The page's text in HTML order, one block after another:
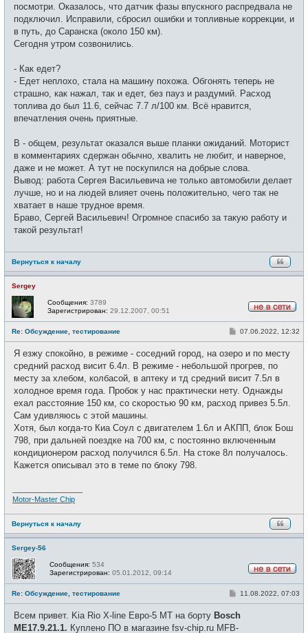
посмотри. Оказалось, что датчик фазы впускного распредвала не
подключил. Исправили, сбросил ошибки и топливные коррекции, и
в путь, до Саранска (около 150 км).
Сегодня утром созвонились.
- Как едет?
- Едет неплохо, стала на машину похожа. Обгонять теперь не
страшно, как нажал, так и едет, без пауз и раздумий. Расход
топлива до был 11.6, сейчас 7.7 л/100 км. Всё нравится,
впечатления очень приятные.
В - общем, результат оказался выше планки ожиданий. Моторист
в комментариях сдержан обычно, хвалить не любит, и наверное,
даже и не может. А тут не поскупился на добрые слова.
Вывод: работа Сергея Васильевича не только автомобили делает
лучше, но и на людей влияет очень положительно, чего так не
хватает в наше трудное время.
Браво, Сергей Васильевич! Огромное спасибо за такую работу и
такой результат!
Вернуться к началу
Sergey
е
в
с
Сообщения: 3789
Зарегистрирован: 29.12.2007, 00:51
Re: Обсуждение, тестирование
С
б
щ
н
и
07.06.2022, 12:32
Я езжу спокойно, в режиме - соседний город, на озеро и по месту
средний расход висит 6.4л. В режиме - небольшой прогрев, по
месту за хлебом, колбасой, в аптеку и тд средний висит 7.5л в
холодное время года. Пробок у нас практически нету. Однажды
ехал расстояние 150 км, со скоростью 90 км, расход привез 5.5л.
Сам удивляюсь с этой машины.
Хотя, был когда-то Киа Соул с двигателем 1.6л и АКПП, блок Бош
798, при дальней поездке на 700 км, с постоянно включенным
кондиционером расход получился 6.5л. На стоке 8л получалось.
Кажется описывал это в теме по блоку 798.
Motor-Master Chip
Вернуться к началу
Sergey-56
е
в
с
Сообщения: 534
Зарегистрирован: 05.01.2012, 09:14
Re: Обсуждение, тестирование
С
б
11.08.2022, 07:03
Всем привет. Kia Rio X-line Евро-5 МТ на борту Bosch
МЕ17.9.21.1. Куплено ПО в магазине fsv-chip.ru MFB-